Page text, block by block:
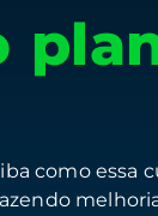
como essa